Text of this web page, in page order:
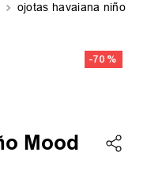
ojotas havaiana niño
-70 %
Mood